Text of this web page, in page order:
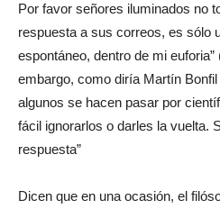
Por favor señores iluminados no
respuesta a sus correos, es sólo
espontáneo, dentro de mi
embargo, como diría Martín
algunos se hacen pasar por
fácil ignorarlos o darles la vuelta.
respuesta”
Dicen que en una ocasión, el